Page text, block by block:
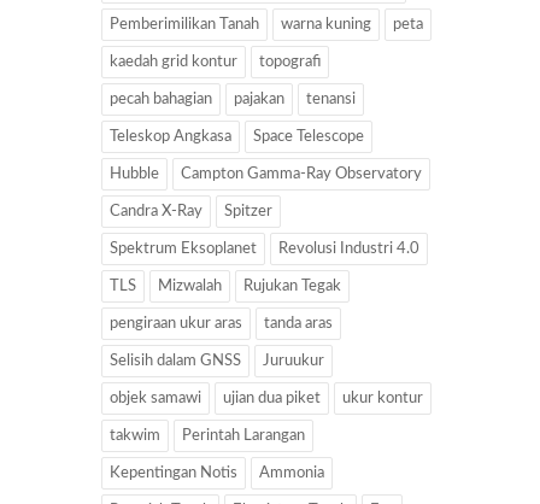
Pemberimilikan Tanah warna kuning peta
kaedah grid kontur topografi
pecah bahagian pajakan tenansi
Teleskop Angkasa Space Telescope
Hubble Campton Gamma-Ray Observatory
Candra X-Ray Spitzer
Spektrum Eksoplanet Revolusi Industri 4.0
TLS Mizwalah Rujukan Tegak
pengiraan ukur aras tanda aras
Selisih dalam GNSS Juruukur
objek samawi ujian dua piket ukur kontur
takwim Perintah Larangan
Kepentingan Notis Ammonia